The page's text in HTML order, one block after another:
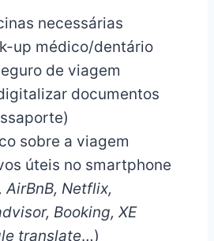
necessárias
up médico/dentário
de viagem
documentos
sobre a viagem
úteis no smartphone
AirBnB, Netflix,
Booking, XE
translate…)